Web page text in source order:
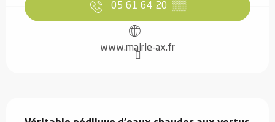
05 61 64 20 ▒▒
www.mairie-ax.fr